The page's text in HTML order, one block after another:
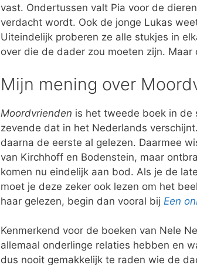
vast. Ondertussen valt Pia voor de
verdacht wordt. Ook de jonge Lukas
Uiteindelijk proberen ze alle stukjes in
over die de dader zou moeten zijn.
Mijn mening over
Moordvrienden is het tweede boek in de
zevende dat in het Nederlands
daarna de eerste al gelezen. Daarmee
van Kirchhoff en Bodenstein, maar
komen nu eindelijk aan bod. Als je de
moet je deze zeker ook lezen om het
haar gelezen, begin dan vooral bij Een
Kenmerkend voor de boeken van Nele
allemaal onderlinge relaties hebben en
dus nooit gemakkelijk te raden wie de